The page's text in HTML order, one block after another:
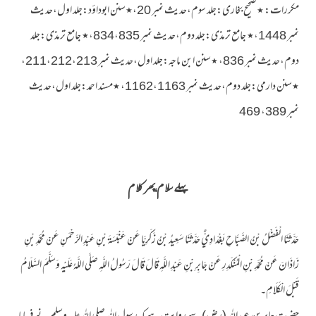
مکررات: ٭صحیح بخاری:جلد سوم،حدیث نمبر 20،٭سنن ابوداؤد:جلد اول،حدیث
نمبر 1448،٭ جامع ترمذی:جلد دوم،حدیث نمبر 834،835،٭ جامع ترمذی:جلد
دوم،حدیث نمبر 836، ٭سنن ابن ماجہ:جلد اول،حدیث نمبر 211،212،213،
٭سنن دارمی:جلد دوم،حدیث نمبر 1162،1163، ٭مسند احمد:جلد اول،حدیث
نمبر 389، 469
پہلے سلام،پھر کلام
حَدَّثَنَا الْفَضْلُ بْنُ الصَّبَّاحِ بَغْدَادِيٌّ حَدَّثَنَا سَعِيدُ بْنُ زَکَرِيَّا عَنْ عَنْبَسَةَ بْنِ عَبْدِ الرَّحْمَنِ عَنْ مُحَمَّدِ بْنِ
زَاذَانَ عَنْ مُحَمَّدِ بْنِ الْمُنْکَدِرِ عَنْ جَابِرِ بْنِ عَبْدِ اللَّهِ قَالَ قَالَ رَسُولُ اللَّهِ صَلَّی اللَّهُ عَلَيْهِ وَسَلَّمَ السَّلَامُ
قَبْلَ الْکَلَامِ۔